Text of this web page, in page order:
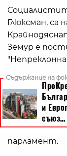
Глюксман, са
Земур е
"Непреклонна
парламент.